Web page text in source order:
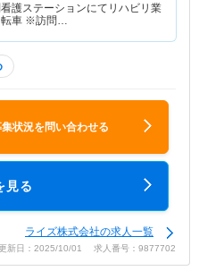
看護ステーションにてリハビリ業
転車 ※訪問…
状況を問い合わせる
見る
ライズ株式会社の求人一覧
新日：2025/10/01 求人番号：9877702